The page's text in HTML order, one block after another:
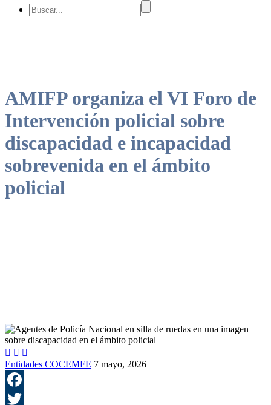
AMIFP organiza el VI Foro de
Intervención policial sobre
discapacidad e incapacidad
sobrevenida en el ámbito
policial
  
Entidades COCEMFE 7 mayo, 2026